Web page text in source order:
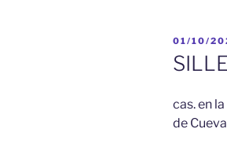
EL
01/10/
cas. en
de